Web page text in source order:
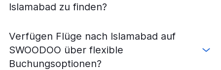
Islamabad zu finden?
Verfügen Flüge nach Islamabad auf
SWOODOO über flexible
Buchungsoptionen?